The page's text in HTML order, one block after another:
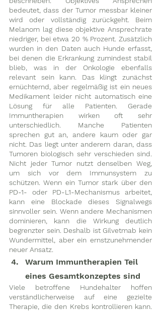
bedeutet, dass der Tumor messbar kleiner
wird oder vollständig zurückgeht. Beim
Melanom lag diese objektive Ansprechrate
niedriger, bei etwa 20 % Prozent. Zusätzlich
wurden in den Daten auch Hunde erfasst,
bei denen die Erkrankung zumindest stabil
blieb, was in der Onkologie ebenfalls
relevant sein kann. Das klingt zunächst
ernüchternd, aber regelmäßig ist ein neues
Medikament leider nicht automatisch eine
Lösung für alle Patienten. Gerade
Immuntherapien wirken oft sehr
unterschiedlich. Manche Patienten
sprechen gut an, andere kaum oder gar
nicht. Das liegt unter anderem daran, dass
Tumoren biologisch sehr verschieden sind.
Nicht jeder Tumor nutzt denselben Weg,
um sich vor dem Immunsystem zu
schützen. Wenn ein Tumor stark über den
PD-1- oder PD-L1-Mechanismus arbeitet,
kann eine Blockade dieses Signalwegs
sinnvoller sein. Wenn andere Mechanismen
dominieren, kann die Wirkung deutlich
begrenzter sein. Deshalb ist Gilvetmab kein
Wundermittel, aber ein ernstzunehmender
neuer Ansatz.
Warum Immuntherapien Teil
eines Gesamtkonzeptes sind
Viele betroffene Hundehalter hoffen
verständlicherweise auf eine gezielte
Therapie, die den Krebs kontrollieren kann.